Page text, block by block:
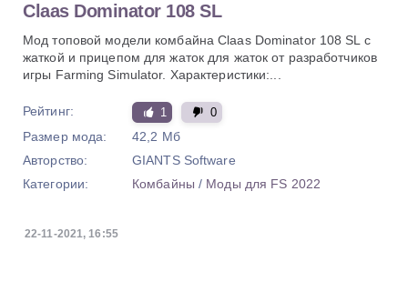
Claas Dominator 108 SL
Мод топовой модели комбайна Claas Dominator 108 SL с
жаткой и прицепом для жаток для жаток от разработчиков
игры Farming Simulator. Характеристики:...
Рейтинг: 1 0
Размер мода:
42,2 Мб
Авторство:
GIANTS Software
Категории:
Комбайны / Моды для FS 2022
22-11-2021, 16:55